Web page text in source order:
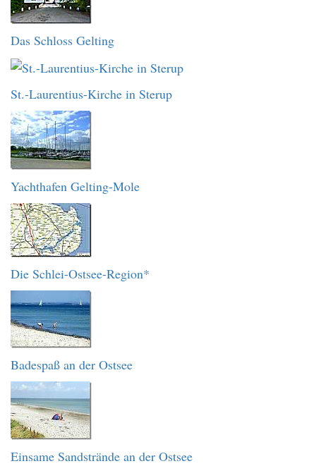
Das Schloss Gelting
St.-Laurentius-Kirche in Sterup
Yachthafen Gelting-Mole
Die Schlei-Ostsee-Region*
Badespaß an der Ostsee
Einsame Sandstrände an der Ostsee